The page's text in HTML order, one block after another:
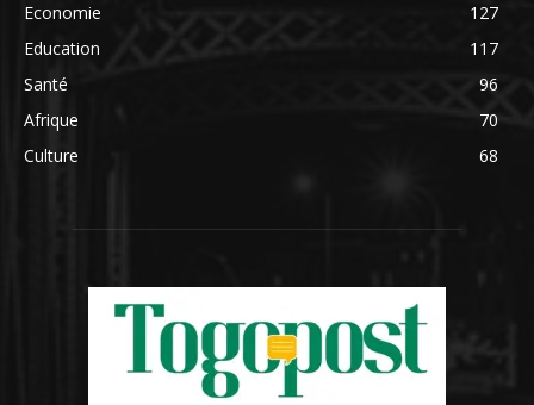
Economie
127
Education
117
Santé
96
Afrique
70
Culture
68